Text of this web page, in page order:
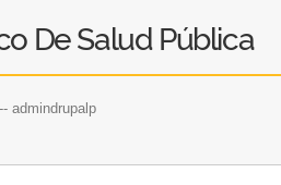
De Salud Pública
-- admindrupalp